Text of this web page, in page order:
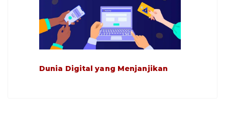
Dunia Digital yang Menjanjikan